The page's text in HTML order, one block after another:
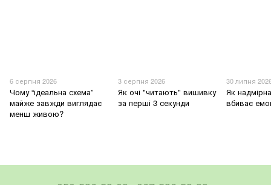
6 серпня 2026
Чому “ідеальна схема”
майже завжди виглядає
менш живою?
3 серпня 2026
Як очі "читають" вишивку
за перші 3 секунди
30 липня
Як
вбиває